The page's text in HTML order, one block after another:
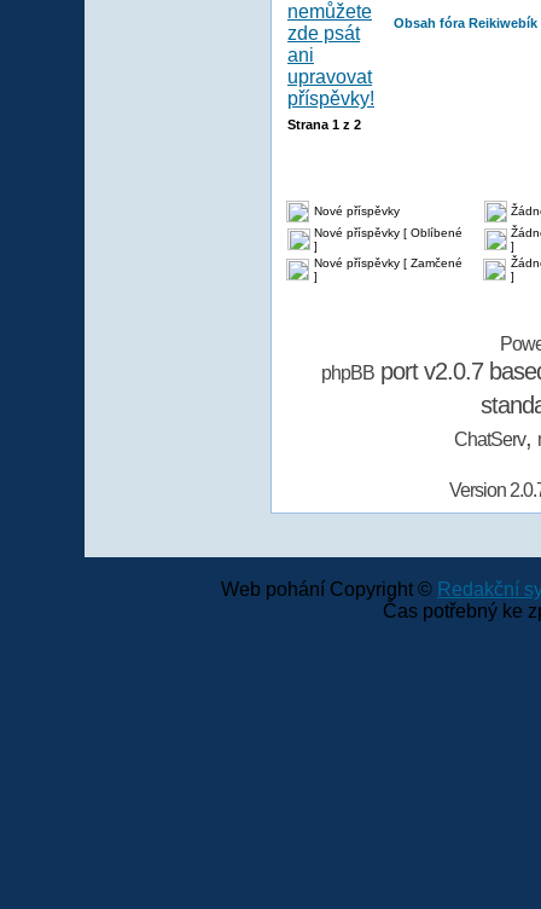
Obsah fóra Reikiwebík
Strana 1 z 2
Nové příspěvky
Nové příspěvky [ Oblíbené
]
]
Nové příspěvky [ Zamčené
]
]
phpBBport v2.0.7
ChatServ,
Version
Web pohání Copyright © Redakční
Čas potřebný ke